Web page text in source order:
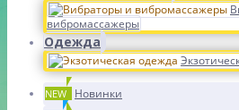
вибромассажеры
Одежда
NEW Новинки